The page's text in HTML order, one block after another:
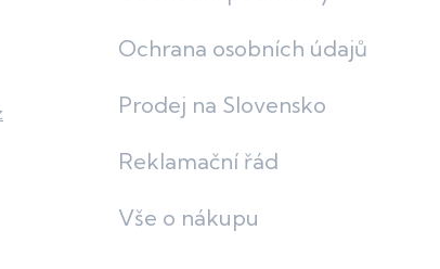
Ochrana osobních údajů
Prodej na Slovensko
Reklamační řád
Vše o nákupu